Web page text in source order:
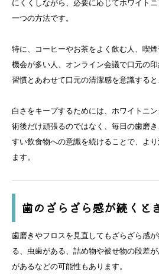
にくくしながら、必要に応じてホワイト
一つの方法です。
特に、コーヒーやお茶をよく飲む人、喫
機会が多い人、オンライン会議で口元の
習慣とあわせて口元の清潔感を意識すると
白さをキープするためには、ホワイトニ
術後だけ頑張るのではなく、毎日の歯磨
すい飲食物への意識を続けることで、よ
ます。
歯のざらざら感が続くと
歯磨きやフロスを見直してもざらざら感
る、虫歯がある、詰め物や被せ物の段差
があるなどの可能性もあります。